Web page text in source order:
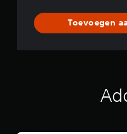
Toevoegen